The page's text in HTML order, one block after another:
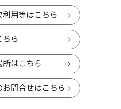
利用等はこちら
ちら
所はこちら
お問合せはこちら